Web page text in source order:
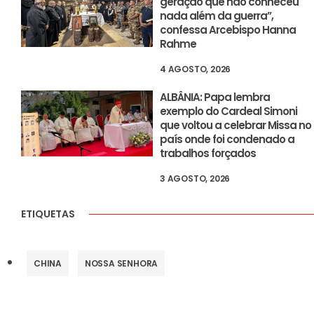
nada além da guerra”,
confessa Arcebispo Hanna
Rahme
4 AGOSTO, 2026
ALBÂNIA: Papa lembra
exemplo do Cardeal Simoni
que voltou a celebrar Missa no
país onde foi condenado a
trabalhos forçados
3 AGOSTO, 2026
ETIQUETAS
CHINA NOSSA SENHORA